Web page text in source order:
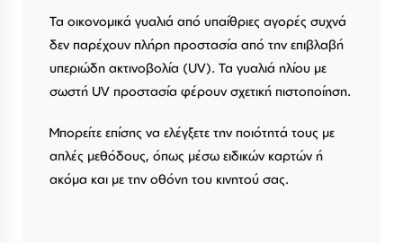
Τα οικονομικά γυαλιά από υπαίθριες αγορές συχνά
δεν παρέχουν πλήρη προστασία από την επιβλαβή
υπεριώδη ακτινοβολία (UV). Τα γυαλιά ηλίου με
σωστή UV προστασία φέρουν σχετική πιστοποίηση.
Μπορείτε επίσης να ελέγξετε την ποιότητά τους με
απλές μεθόδους, όπως μέσω ειδικών καρτών ή
ακόμα και με την οθόνη του κινητού σας.